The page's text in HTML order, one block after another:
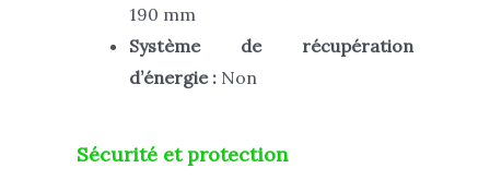
190 mm
Système de récupération
d’énergie : Non
Sécurité et protection